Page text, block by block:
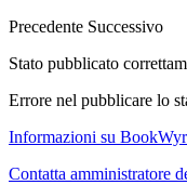
Precedente Successivo
Stato pubblicato
Errore nel pubblicare lo
Informazioni su
Contatta amministratore